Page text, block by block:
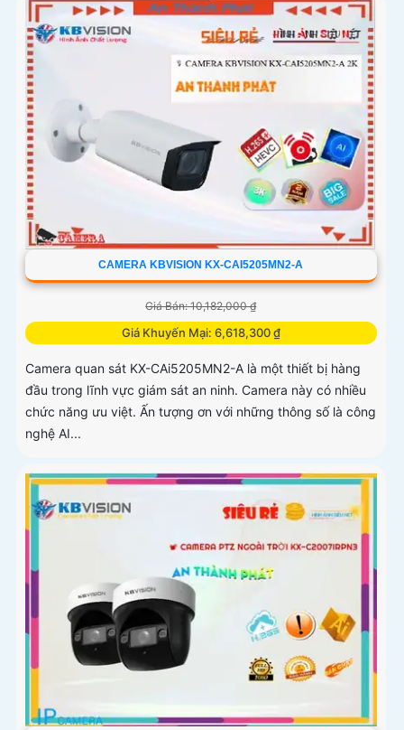
CAMERA KBVISION KX-CAI5205MN2-A
Giá Bán: 10,182,000 ₫
Giá Khuyến Mại: 6,618,300 ₫
Camera quan sát KX-CAi5205MN2-A là một thiết bị hàng
đầu trong lĩnh vực giám sát an ninh. Camera này có nhiều
chức năng ưu việt. Ấn tượng ơn với những thông số là công
nghệ AI...